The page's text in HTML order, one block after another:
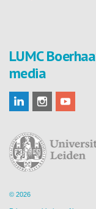
LUMC
media
© 2026